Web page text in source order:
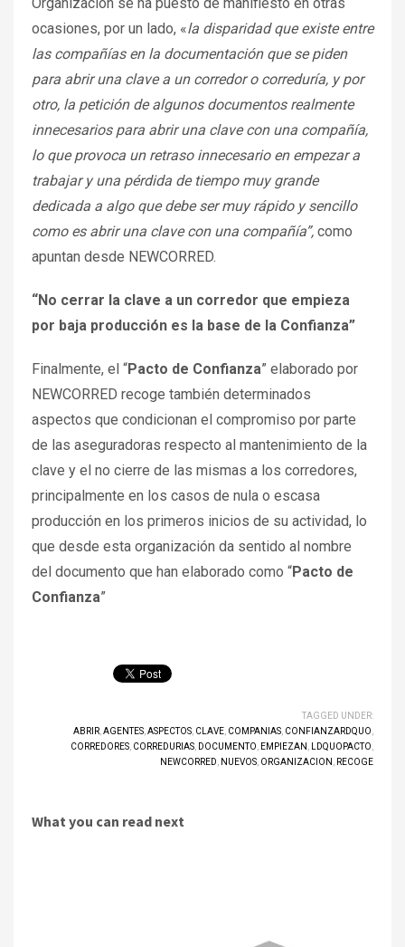
ocasiones, por un lado, «la disparidad que existe entre
las compañías en la documentación que se piden
para abrir una clave a un corredor o correduría, y por
otro, la petición de algunos documentos realmente
innecesarios para abrir una clave con una compañía,
lo que provoca un retraso innecesario en empezar a
trabajar y una pérdida de tiempo muy grande
dedicada a algo que debe ser muy rápido y sencillo
como es abrir una clave con una compañía”, como
apuntan desde NEWCORRED.
“No cerrar la clave a un corredor que empieza
por baja producción es la base de la Confianza”
Finalmente, el “Pacto de Confianza” elaborado por
NEWCORRED recoge también determinados
aspectos que condicionan el compromiso por parte
de las aseguradoras respecto al mantenimiento de la
clave y el no cierre de las mismas a los corredores,
principalmente en los casos de nula o escasa
producción en los primeros inicios de su actividad, lo
que desde esta organización da sentido al nombre
del documento que han elaborado como “Pacto de
Confianza”
TAGGED UNDER:
ABRIR AGENTES ASPECTOS CLAVE COMPANIAS CONFIANZARDQUO
CORREDORES CORREDURIAS DOCUMENTO EMPIEZAN LDQUOPACTO
NEWCORRED
NUEVOS ORGANIZACION RECOGE
What you can read next